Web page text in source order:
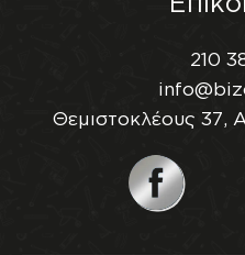
210
Θεμιστοκλέους 37,